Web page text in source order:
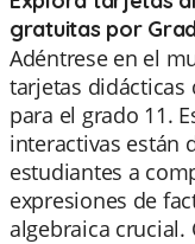
gratuitas por
Adéntrese en el
tarjetas didácticas
para el grado 11.
interactivas están
estudiantes a
expresiones de
algebraica crucial.